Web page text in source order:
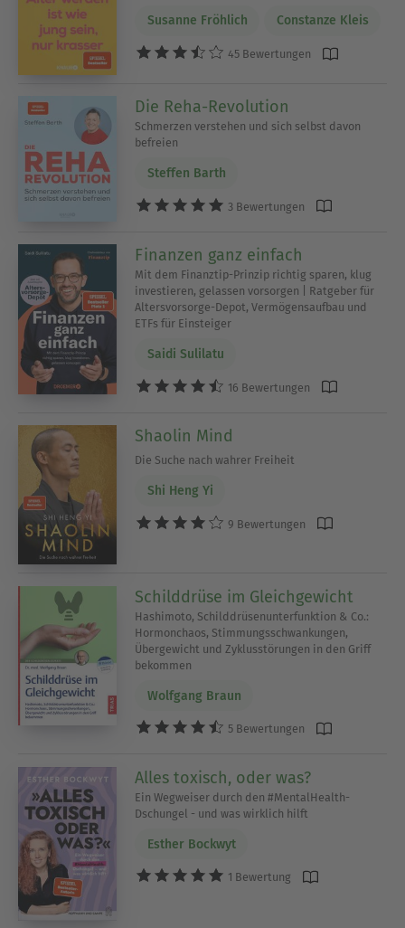
Susanne Fröhlich Constanze Kleis
45 Bewertungen
Die Reha-Revolution
Schmerzen verstehen und sich selbst davon
befreien
Steffen Barth
3 Bewertungen
Finanzen ganz einfach
Mit dem Finanztip-Prinzip richtig sparen, klug
investieren, gelassen vorsorgen | Ratgeber für
Altersvorsorge-Depot, Vermögensaufbau und
ETFs für Einsteiger
Saidi Sulilatu
16 Bewertungen
Shaolin Mind
Die Suche nach wahrer Freiheit
Shi Heng Yi
9 Bewertungen
Schilddrüse im Gleichgewicht
Hashimoto, Schilddrüsenunterfunktion & Co.:
Hormonchaos, Stimmungsschwankungen,
Übergewicht und Zyklusstörungen in den Griff
bekommen
Wolfgang Braun
5 Bewertungen
Alles toxisch, oder was?
Ein Wegweiser durch den #MentalHealth-
Dschungel - und was wirklich hilft
Esther Bockwyt
1 Bewertung